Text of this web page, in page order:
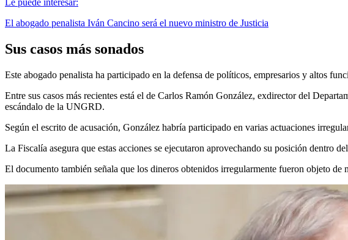
Le puede interesar:
El abogado penalista Iván Cancino será el nuevo ministro de Justicia
Sus casos más sonados
Este abogado penalista ha participado en la defensa de políticos, empresarios y altos
Entre sus casos más recientes está el de Carlos Ramón González, exdirector del
escándalo de la UNGRD.
Según el escrito de acusación, González habría participado en varias actuaciones
La Fiscalía asegura que estas acciones se ejecutaron aprovechando su posición dentro
El documento también señala que los dineros obtenidos irregularmente fueron objeto